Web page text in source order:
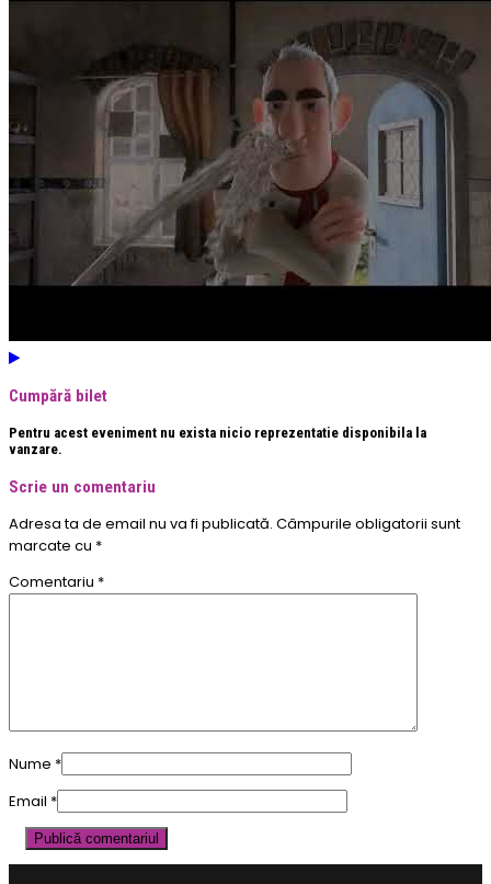
Cumpără bilet
Pentru acest eveniment nu exista nicio reprezentatie disponibila la
vanzare.
Scrie un comentariu
Adresa ta de email nu va fi publicată. Câmpurile obligatorii sunt
marcate cu *
Comentariu *
Nume *
Email *